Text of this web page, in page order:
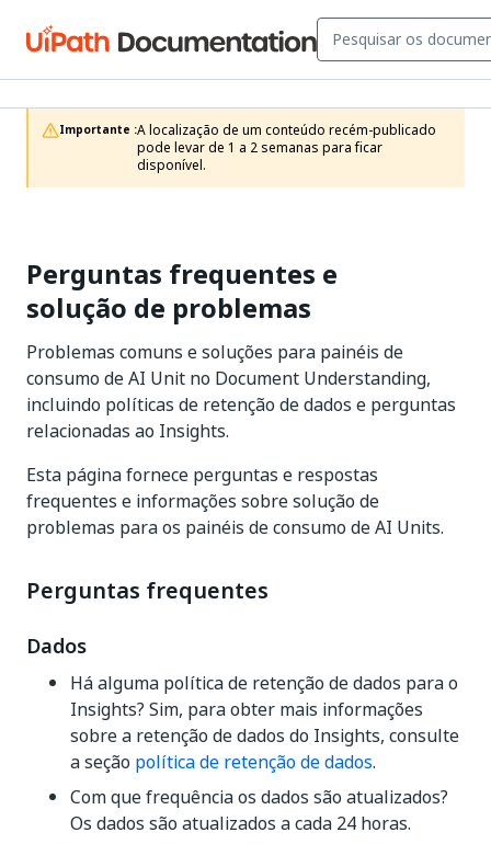
Importante :A localização de um conteúdo recém-publicado
pode levar de 1 a 2 semanas para ficar
disponível.
Perguntas frequentes e
solução de problemas
Problemas comuns e soluções para painéis de
consumo de AI Unit no Document Understanding,
incluindo políticas de retenção de dados e perguntas
relacionadas ao Insights.
Esta página fornece perguntas e respostas
frequentes e informações sobre solução de
problemas para os painéis de consumo de AI Units.
Perguntas frequentes
Dados
Há alguma política de retenção de dados para o
Insights? Sim, para obter mais informações
sobre a retenção de dados do Insights, consulte
a seção política de retenção de dados.
Com que frequência os dados são atualizados?
Os dados são atualizados a cada 24 horas.